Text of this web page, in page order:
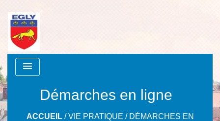
menu
Démarches en ligne
ACCUEIL/VIE PRATIQUE / DÉMARCHES EN